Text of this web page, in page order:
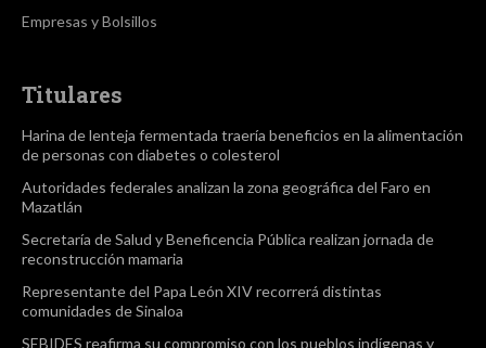
Empresas y Bolsillos
Titulares
Harina de lenteja fermentada traería beneficios en la alimentación
de personas con diabetes o colesterol
Autoridades federales analizan la zona geográfica del Faro en
Mazatlán
Secretaría de Salud y Beneficencia Pública realizan jornada de
reconstrucción mamaria
Representante del Papa León XIV recorrerá distintas
comunidades de Sinaloa
SEBIDES reafirma su compromiso con los pueblos indígenas y